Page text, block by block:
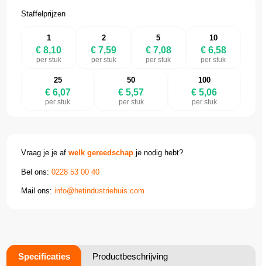
Staffelprijzen
1
€ 8,10
per stuk
2
€ 7,59
per stuk
5
€ 7,08
per stuk
10
€ 6,58
per stuk
25
€ 6,07
per stuk
50
€ 5,57
per stuk
100
€ 5,06
per stuk
Vraag je je afwelk gereedschap je nodig hebt?
Bel ons:0228 53 00 40
Mail ons:info@hetindustriehuis.com
Specificaties Productbeschrijving